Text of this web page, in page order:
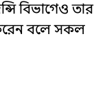
বিভাগেও তার
করেন বলে সকল